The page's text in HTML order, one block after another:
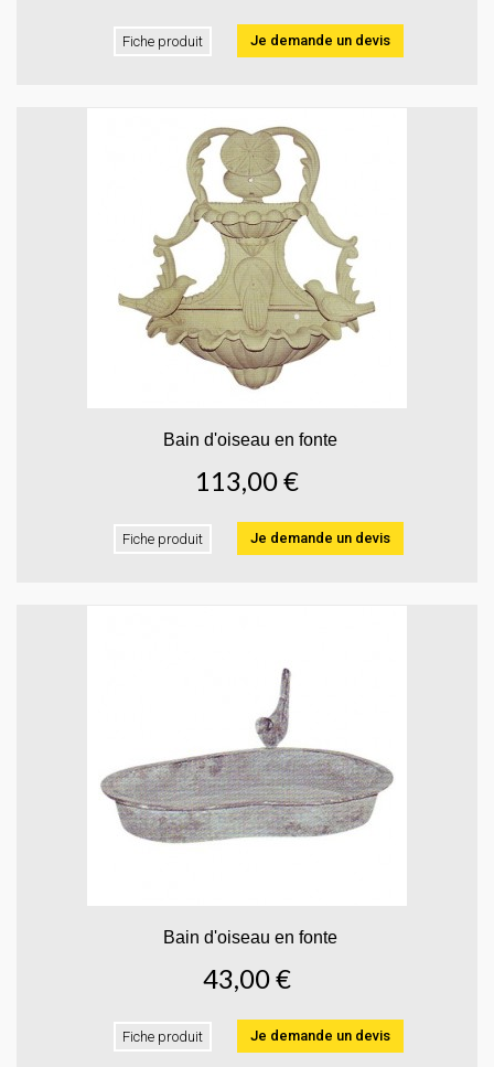
Fiche produit Je demande un devis
Bain d'oiseau en fonte
113,00 €
Fiche produit Je demande un devis
Bain d'oiseau en fonte
43,00 €
Fiche produit Je demande un devis